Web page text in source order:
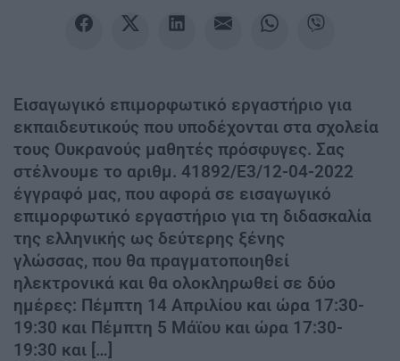
Εισαγωγικό επιμορφωτικό εργαστήριο για
εκπαιδευτικούς που υποδέχονται στα σχολεία
τους Ουκρανούς μαθητές πρόσφυγες. Σας
στέλνουμε το αριθμ. 41892/Ε3/12-04-2022
έγγραφό μας, που αφορά σε εισαγωγικό
επιμορφωτικό εργαστήριο για τη διδασκαλία
της ελληνικής ως δεύτερης ξένης
γλώσσας, που θα πραγματοποιηθεί
ηλεκτρονικά και θα ολοκληρωθεί σε δύο
ημέρες: Πέμπτη 14 Απριλίου και ώρα 17:30-
19:30 και Πέμπτη 5 Μάϊου και ώρα 17:30-
19:30 και […]